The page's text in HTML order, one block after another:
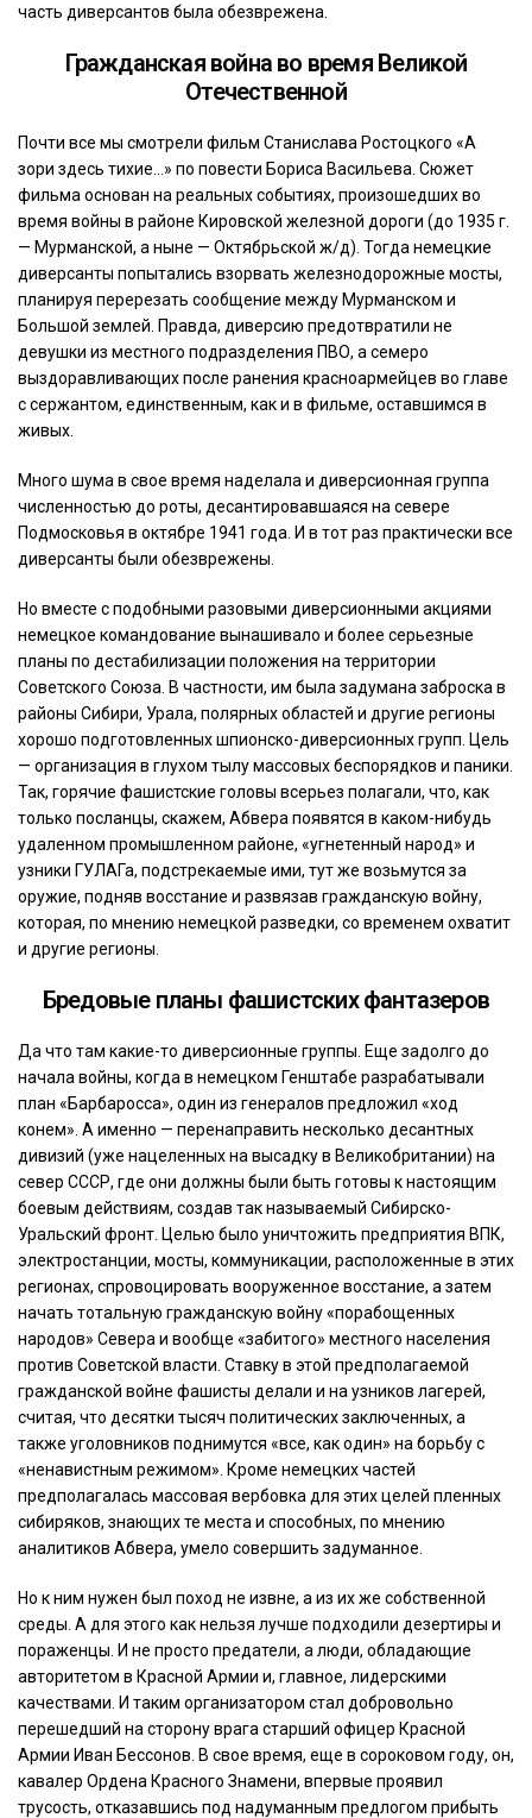
часть диверсантов была обезврежена.
Гражданская война во время Великой
Отечественной
Почти все мы смотрели фильм Станислава Ростоцкого «А
зори здесь тихие…» по повести Бориса Васильева. Сюжет
фильма основан на реальных событиях, произошедших во
время войны в районе Кировской железной дороги (до 1935 г.
— Мурманской, а ныне — Октябрьской ж/д). Тогда немецкие
диверсанты попытались взорвать железнодорожные мосты,
планируя перерезать сообщение между Мурманском и
Большой землей. Правда, диверсию предотвратили не
девушки из местного подразделения ПВО, а семеро
выздоравливающих после ранения красноармейцев во главе
с сержантом, единственным, как и в фильме, оставшимся в
живых.
Много шума в свое время наделала и диверсионная группа
численностью до роты, десантировавшаяся на севере
Подмосковья в октябре 1941 года. И в тот раз практически все
диверсанты были обезврежены.
Но вместе с подобными разовыми диверсионными акциями
немецкое командование вынашивало и более серьезные
планы по дестабилизации положения на территории
Советского Союза. В частности, им была задумана заброска в
районы Сибири, Урала, полярных областей и другие регионы
хорошо подготовленных шпионско-диверсионных групп. Цель
— организация в глухом тылу массовых беспорядков и паники.
Так, горячие фашистские головы всерьез полагали, что, как
только посланцы, скажем, Абвера появятся в каком-нибудь
удаленном промышленном районе, «угнетенный народ» и
узники ГУЛАГа, подстрекаемые ими, тут же возьмутся за
оружие, подняв восстание и развязав гражданскую войну,
которая, по мнению немецкой разведки, со временем охватит
и другие регионы.
Бредовые планы фашистских фантазеров
Да что там какие-то диверсионные группы. Еще задолго до
начала войны, когда в немецком Генштабе разрабатывали
план «Барбаросса», один из генералов предложил «ход
конем». А именно — перенаправить несколько десантных
дивизий (уже нацеленных на высадку в Великобритании) на
север СССР, где они должны были быть готовы к настоящим
боевым действиям, создав так называемый Сибирско-
Уральский фронт. Целью было уничтожить предприятия ВПК,
электростанции, мосты, коммуникации, расположенные в этих
регионах, спровоцировать вооруженное восстание, а затем
начать тотальную гражданскую войну «порабощенных
народов» Севера и вообще «забитого» местного населения
против Советской власти. Ставку в этой предполагаемой
гражданской войне фашисты делали и на узников лагерей,
считая, что десятки тысяч политических заключенных, а
также уголовников поднимутся «все, как один» на борьбу с
«ненавистным режимом». Кроме немецких частей
предполагалась массовая вербовка для этих целей пленных
сибиряков, знающих те места и способных, по мнению
аналитиков Абвера, умело совершить задуманное.
Но к ним нужен был поход не извне, а из их же собственной
среды. А для этого как нельзя лучше подходили дезертиры и
пораженцы. И не просто предатели, а люди, обладающие
авторитетом в Красной Армии и, главное, лидерскими
качествами. И таким организатором стал добровольно
перешедший на сторону врага старший офицер Красной
Армии Иван Бессонов. В свое время, еще в сороковом году, он,
кавалер Ордена Красного Знамени, впервые проявил
трусость, отказавшись под надуманным предлогом прибыть